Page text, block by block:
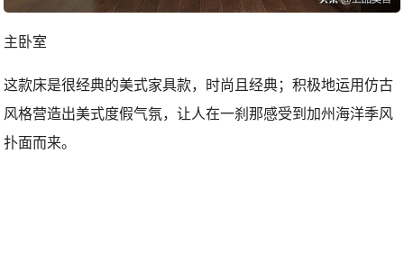
主卧室
这款床是很经典的美式家具款，时尚且经典；积极地运用仿古
风格营造出美式度假气氛，让人在一刹那感受到加州海洋季风
扑面而来。